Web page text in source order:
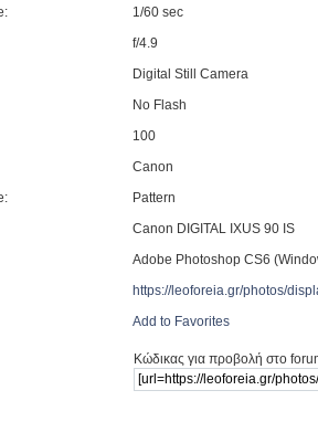
1/60 sec
f/4.9
Digital Still Camera
No Flash
100
Canon
Pattern
Canon DIGITAL IXUS 90 IS
Adobe Photoshop CS6
https://leoforeia.gr/photos/
Add to Favorites
Κώδικας για προβολή στο